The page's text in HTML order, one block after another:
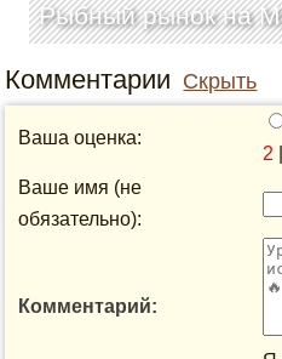
Рыбный рынок на
Комментарии Скрыть
Ваша оценка:
2
Ваше имя (не
обязательно):
Комментарий: